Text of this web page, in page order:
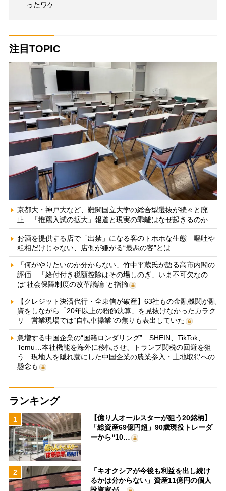
ったワケ
注目TOPIC
京都大・神戸大など、難関国立大学の総合型選抜が続々と廃
止 「推薦入試の拡大」報道と現実の乖離はなぜ起きるのか
お酒を提供する店で「出禁」になる客のトホホな生態 嘔吐や
粗相だけじゃない、店側が嫌がる“最悪の客”とは
「何がやりたいのか分からない」竹中平蔵氏が語る高市内閣の
評価 「給付付き税額控除はその場しのぎ」いま不可欠なの
は“社会保障制度の改革議論”と指摘
【クレジット決済代行・全東信が破産】63社もの金融機関が融
資をしながら「20年以上の粉飾決算」を見抜けなかったカラク
リ 営業現場では“自転車操業”の焦りも表出していた
急増する中国企業の“国籍ロンダリング” SHEIN、TikTok、
Temu…本社機能を海外に移転させ、トランプ関税の回避を狙
う 現地人を隠れ蓑にした中国企業の農業参入・土地取得への
懸念も
ランキング
1
【億り人オールスターが狙う20銘柄】
「総資産69億円超」90歳現役トレーダ
ーから“10…
2
「キオクシアが今後も利益を出し続け
るかは分からない」資産11億円の個人